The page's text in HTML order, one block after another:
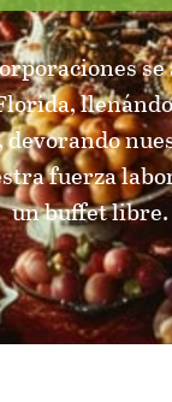
devorando
fuerza
un buffet libre.